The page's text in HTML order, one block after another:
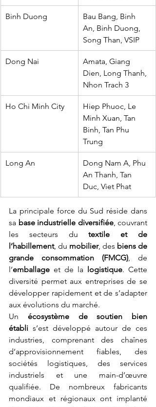
Binh Duong
Bau Bang, Binh
An, Binh Duong,
Song Than, VSIP
Dong Nai
Amata, Giang
Dien, Long Thanh,
Nhon Trach 3
Ho Chi Minh City
Hiep Phuoc, Le
Minh Xuan, Tan
Binh, Tan Phu
Trung
Long An
Dong Nam A, Phu
An Thanh, Tan
Duc, Viet Phat
La principale force du Sud réside dans
sa base industrielle diversifiée, couvrant
les secteurs du textile et de
l’habillement, du mobilier, des biens de
grande consommation (FMCG), de
l’emballage et de la logistique. Cette
diversité permet aux entreprises de se
développer rapidement et de s’adapter
aux évolutions du marché.
Un écosystème de soutien bien
établi s’est développé autour de ces
industries, comprenant des chaînes
d’approvisionnement fiables, des
sociétés logistiques, des services
industriels et une main-d’œuvre
qualifiée. De nombreux fabricants
mondiaux et régionaux ont implanté